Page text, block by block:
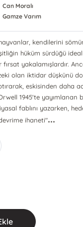
Can Moralı
Gamze Varım
kendilerini
hüküm sürdüğü
yakalamışlardır.
olan iktidar düşkünü
eskisinden daha
1945'te yayımlanan
fablını yazarken,
ihaneti"...